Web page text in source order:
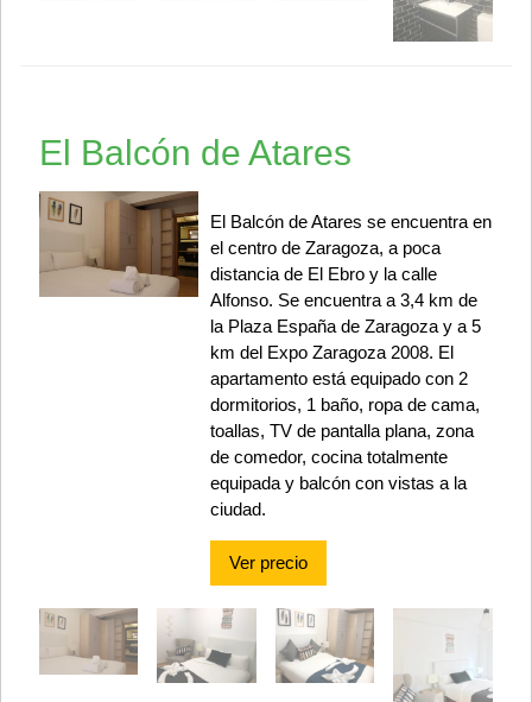
El Balcón de Atares
El Balcón de Atares se encuentra en
el centro de Zaragoza, a poca
distancia de El Ebro y la calle
Alfonso. Se encuentra a 3,4 km de
la Plaza España de Zaragoza y a 5
km del Expo Zaragoza 2008. El
apartamento está equipado con 2
dormitorios, 1 baño, ropa de cama,
toallas, TV de pantalla plana, zona
de comedor, cocina totalmente
equipada y balcón con vistas a la
ciudad.
Ver precio